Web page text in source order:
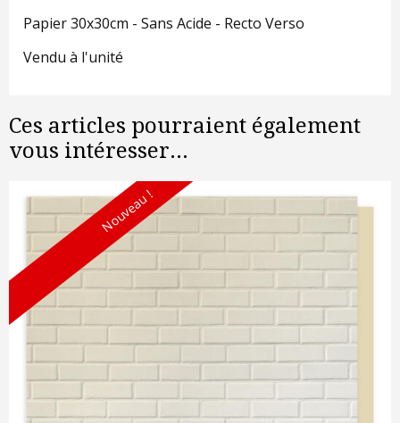
Papier 30x30cm - Sans Acide - Recto Verso
Vendu à l'unité
Ces articles pourraient également
vous intéresser...
Nouveau !